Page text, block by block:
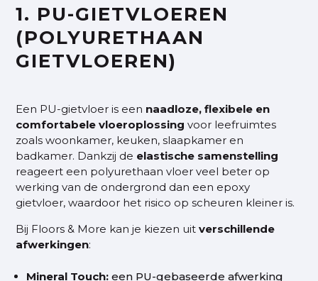
1. PU-GIETVLOEREN
(POLYURETHAAN
GIETVLOEREN)
Een PU-gietvloer is een naadloze, flexibele en
comfortabele vloeroplossing voor leefruimtes
zoals woonkamer, keuken, slaapkamer en
badkamer. Dankzij de elastische samenstelling
reageert een polyurethaan vloer veel beter op
werking van de ondergrond dan een epoxy
gietvloer, waardoor het risico op scheuren kleiner is.
Bij Floors & More kan je kiezen uitverschillende
afwerkingen:
Mineral Touch: een PU-gebaseerde afwerking